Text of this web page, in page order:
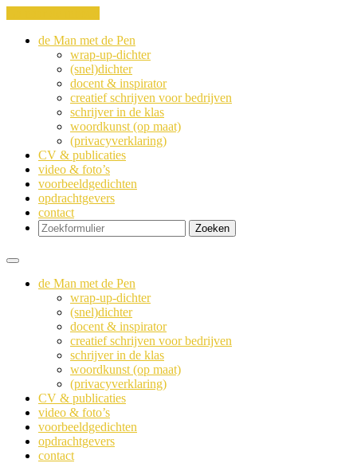
de Man met de Pen
wrap-up-dichter
(snel)dichter
docent & inspirator
creatief schrijven voor bedrijven
schrijver in de klas
woordkunst (op maat)
(privacyverklaring)
CV & publicaties
video & foto’s
voorbeeldgedichten
opdrachtgevers
contact
Zoeken
de Man met de Pen
wrap-up-dichter
(snel)dichter
docent & inspirator
creatief schrijven voor bedrijven
schrijver in de klas
woordkunst (op maat)
(privacyverklaring)
CV & publicaties
video & foto’s
voorbeeldgedichten
opdrachtgevers
contact